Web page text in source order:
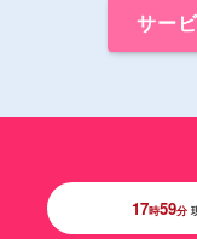
サー
17時59分